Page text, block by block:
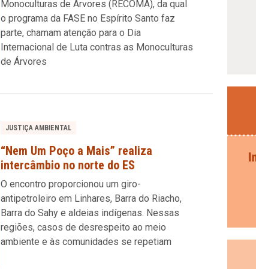
Monoculturas de Árvores (RECOMA), da qual
o programa da FASE no Espírito Santo faz
parte, chamam atenção para o Dia
Internacional de Luta contras as Monoculturas
de Árvores
JUSTIÇA AMBIENTAL
“Nem Um Poço a Mais” realiza
intercâmbio no norte do ES
O encontro proporcionou um giro-
antipetroleiro em Linhares, Barra do Riacho,
Barra do Sahy e aldeias indígenas. Nessas
regiões, casos de desrespeito ao meio
ambiente e às comunidades se repetiam